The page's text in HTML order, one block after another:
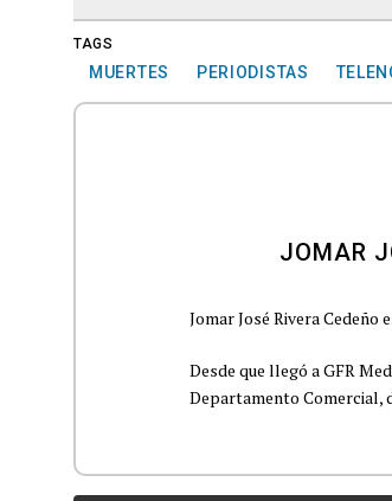
TAGS
MUERTES PERIODISTAS
JOMAR
Jomar José Rivera Cedeño
Desde que llegó a GFR
Departamento Comercial,